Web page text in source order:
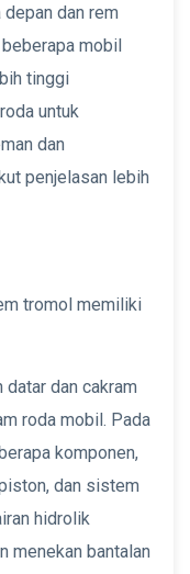
dan rem
mobil
tinggi
untuk
dan
penjelasan lebih
tromol memiliki
dan cakram
roda mobil. Pada
komponen,
dan sistem
hidrolik
menekan bantalan